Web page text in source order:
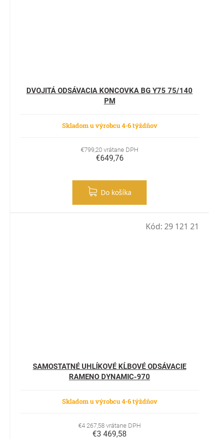
DVOJITÁ ODSÁVACIA KONCOVKA BG Y75 75/140
PM
Skladom u výrobcu 4-6 týždňov
€799,20 vrátane DPH
€649,76
Do košíka
SAMOSTATNÉ UHLÍKOVÉ KĹBOVÉ ODSÁVACIE
RAMENO DYNAMIC-970
Skladom u výrobcu 4-6 týždňov
€4 267,58 vrátane DPH
€3 469,58
Kód: 29 121 21